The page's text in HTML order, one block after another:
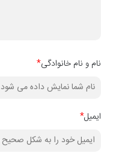
رنگ متناسب با اندازه
دارد. نصب آن نیز ساده است
می‌شود.
نام و نام خانوادگی*
ایمیل*